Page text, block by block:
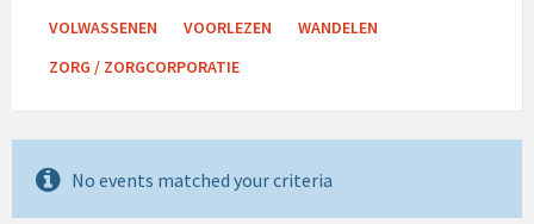
VOLWASSENEN
VOORLEZEN
WANDELEN
ZORG / ZORGCORPORATIE
No events matched your criteria